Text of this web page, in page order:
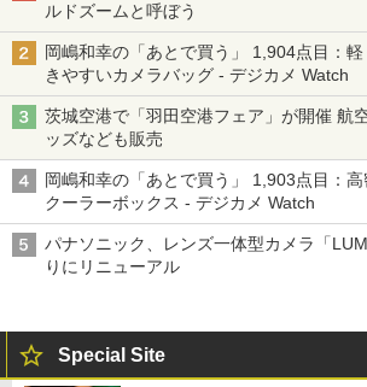
ルドズームと呼ぼう
岡嶋和幸の「あとで買う」 1,904点目：
きやすいカメラバッグ - デジカメ Watch
茨城空港で「羽田空港フェア」が開催 航
ッズなども販売
岡嶋和幸の「あとで買う」 1,903点目：
クーラーボックス - デジカメ Watch
パナソニック、レンズ一体型カメラ「
りにリニューアル
Special Site